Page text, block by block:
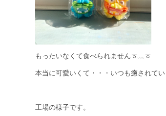
もったいなくて食べられませんㆆ﹏ㆆ
本当に可愛いくて・・・いつも癒されて
工場の様子です。